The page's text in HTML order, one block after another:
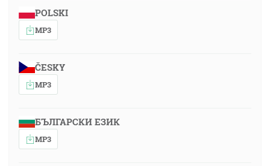
POLSKI
MP3
ČESKY
MP3
БЪЛГАРСКИ ЕЗИК
MP3